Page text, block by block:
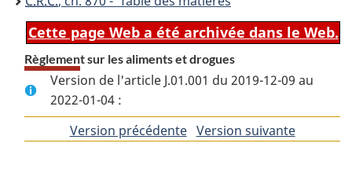
Cette page Web a été archivée dans le Web.
Règlement sur les aliments et drogues
Version de l'article J.01.001 du 2019-12-09 au
2022-01-04 :
Version précédentedeVersion suivantede